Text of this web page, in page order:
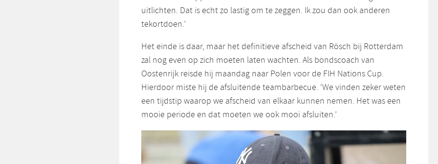
uitlichten. Dat is echt zo lastig om te zeggen. Ik zou dan ook anderen
tekortdoen.’
Het einde is daar, maar het definitieve afscheid van Rösch bij Rotterdam
zal nog even op zich moeten laten wachten. Als bondscoach van
Oostenrijk reisde hij maandag naar Polen voor de FIH Nations Cup.
Hierdoor miste hij de afsluitende teambarbecue. ‘We vinden zeker weten
een tijdstip waarop we afscheid van elkaar kunnen nemen. Het was een
mooie periode en dat moeten we ook mooi afsluiten.’